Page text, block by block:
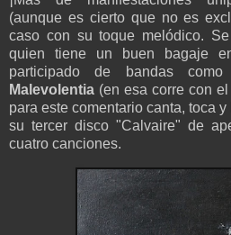
(aunque es cierto que no es
caso con su toque melódico.
quien tiene un buen bagaje
participado de bandas como
Malevolentia (en esa corre con
para este comentario canta, toca y
su tercer disco "Calvaire" de
cuatro canciones.